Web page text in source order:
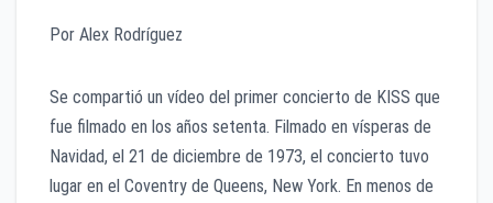
Por Alex Rodríguez
Se compartió un vídeo del primer concierto de KISS que
fue filmado en los años setenta. Filmado en vísperas de
Navidad, el 21 de diciembre de 1973, el concierto tuvo
lugar en el Coventry de Queens, New York. En menos de